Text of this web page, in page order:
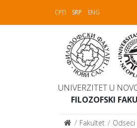
СРП SRP ENG
UNIVERZITET U
FILOZOFSKI
Fakultet Odseci